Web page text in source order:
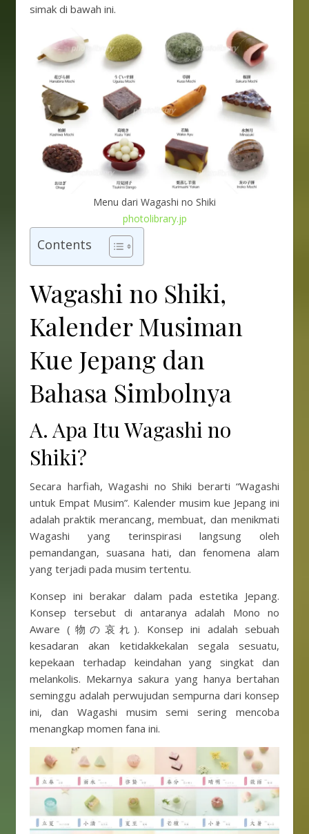
simak di bawah ini.
Menu dari Wagashi no Shiki
photolibrary.jp
Contents
Wagashi no Shiki,
Kalender Musiman
Kue Jepang dan
Bahasa Simbolnya
A. Apa Itu Wagashi no
Shiki?
Secara harfiah, Wagashi no Shiki berarti “Wagashi
untuk Empat Musim”. Kalender musim kue Jepang ini
adalah praktik merancang, membuat, dan menikmati
Wagashi yang terinspirasi langsung oleh
pemandangan, suasana hati, dan fenomena alam
yang terjadi pada musim tertentu.
Konsep ini berakar dalam pada estetika Jepang.
Konsep tersebut di antaranya adalah Mono no
Aware (物の哀れ). Konsep ini adalah sebuah
kesadaran akan ketidakkekalan segala sesuatu,
kepekaan terhadap keindahan yang singkat dan
melankolis. Mekarnya sakura yang hanya bertahan
seminggu adalah perwujudan sempurna dari konsep
ini, dan Wagashi musim semi sering mencoba
menangkap momen fana ini.